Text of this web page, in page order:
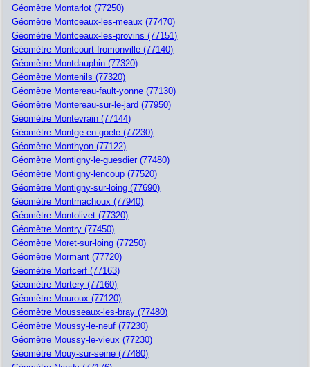
Géomètre Montarlot (77250)
Géomètre Montceaux-les-meaux (77470)
Géomètre Montceaux-les-provins (77151)
Géomètre Montcourt-fromonville (77140)
Géomètre Montdauphin (77320)
Géomètre Montenils (77320)
Géomètre Montereau-fault-yonne (77130)
Géomètre Montereau-sur-le-jard (77950)
Géomètre Montevrain (77144)
Géomètre Montge-en-goele (77230)
Géomètre Monthyon (77122)
Géomètre Montigny-le-guesdier (77480)
Géomètre Montigny-lencoup (77520)
Géomètre Montigny-sur-loing (77690)
Géomètre Montmachoux (77940)
Géomètre Montolivet (77320)
Géomètre Montry (77450)
Géomètre Moret-sur-loing (77250)
Géomètre Mormant (77720)
Géomètre Mortcerf (77163)
Géomètre Mortery (77160)
Géomètre Mouroux (77120)
Géomètre Mousseaux-les-bray (77480)
Géomètre Moussy-le-neuf (77230)
Géomètre Moussy-le-vieux (77230)
Géomètre Mouy-sur-seine (77480)